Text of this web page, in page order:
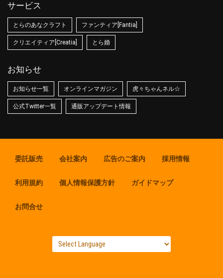
サービス
とらのあなクラフト ファンティア[Fantia]
クリエイティア[Creatia] とら婚
お知らせ
お知らせ一覧 オンラインマガジン 虎々ちゃんネル☆
公式Twitter一覧 通販アップデート情報
委託販売 会社案内 広告のご案内 採用情報
利用規約 個人情報保護方針 ガイドマップ
お問合せ